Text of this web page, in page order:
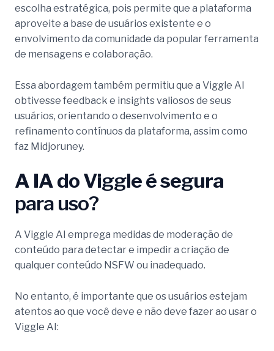
escolha estratégica, pois permite que a plataforma
aproveite a base de usuários existente e o
envolvimento da comunidade da popular ferramenta
de mensagens e colaboração.
Essa abordagem também permitiu que a Viggle AI
obtivesse feedback e insights valiosos de seus
usuários, orientando o desenvolvimento e o
refinamento contínuos da plataforma, assim como
faz Midjoruney.
A IA do Viggle é segura
para uso?
A Viggle AI emprega medidas de moderação de
conteúdo para detectar e impedir a criação de
qualquer conteúdo NSFW ou inadequado.
No entanto, é importante que os usuários estejam
atentos ao que você deve e não deve fazer ao usar o
Viggle AI: